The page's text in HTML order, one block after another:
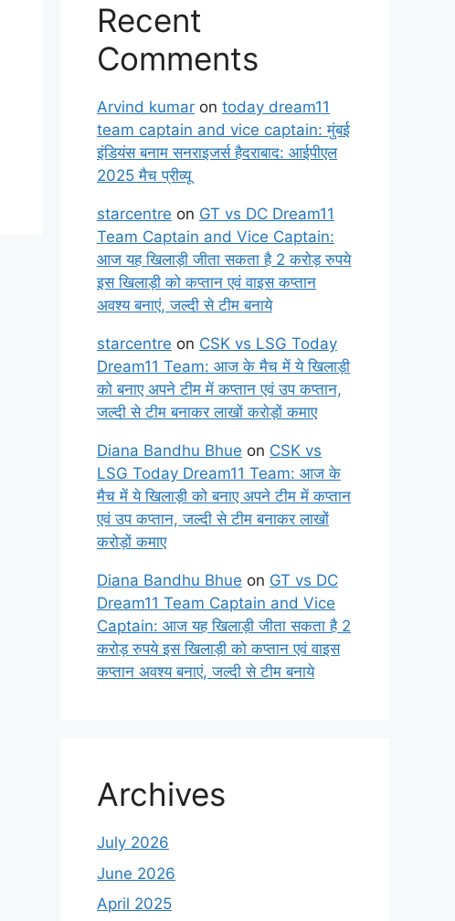
Recent
Comments
Arvind kumar on today dream11
team captain and vice captain: मुंबई
इंडियंस बनाम सनराइजर्स हैदराबाद: आईपीएल
2025 मैच प्रीव्यू
starcentre on GT vs DC Dream11
Team Captain and Vice Captain:
आज यह खिलाड़ी जीता सकता है 2 करोड़ रुपये
इस खिलाड़ी को कप्तान एवं वाइस कप्तान
अवश्य बनाएं, जल्दी से टीम बनाये
starcentre on CSK vs LSG Today
Dream11 Team: आज के मैच में ये खिलाड़ी
को बनाए अपने टीम में कप्तान एवं उप कप्तान,
जल्दी से टीम बनाकर लाखों करोड़ों कमाए
Diana Bandhu Bhue on CSK vs
LSG Today Dream11 Team: आज के
मैच में ये खिलाड़ी को बनाए अपने टीम में कप्तान
एवं उप कप्तान, जल्दी से टीम बनाकर लाखों
करोड़ों कमाए
Diana Bandhu Bhue on GT vs DC
Dream11 Team Captain and Vice
Captain: आज यह खिलाड़ी जीता सकता है 2
करोड़ रुपये इस खिलाड़ी को कप्तान एवं वाइस
कप्तान अवश्य बनाएं, जल्दी से टीम बनाये
Archives
July 2026
June 2026
April 2025